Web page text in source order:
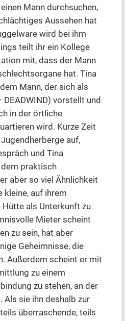
Mann durchsuchen,
Aussehen hat
wird bei ihm
teilt ihr ein Kollege
mit, dass der Mann
hat. Tina
Mann, der sich als
vorstellt und
in der örtliche
wird. Kurze Zeit
auf,
und Tina
praktisch
aber so viel Ähnlichkeit
kleine, auf ihrem
als Unterkunft zu
Mieter scheint
zu sein, hat aber
Geheimnisse, die
Außerdem scheint er mit
zu einem
zu stehen, an der
Als sie ihn deshalb zur
überraschende, teils